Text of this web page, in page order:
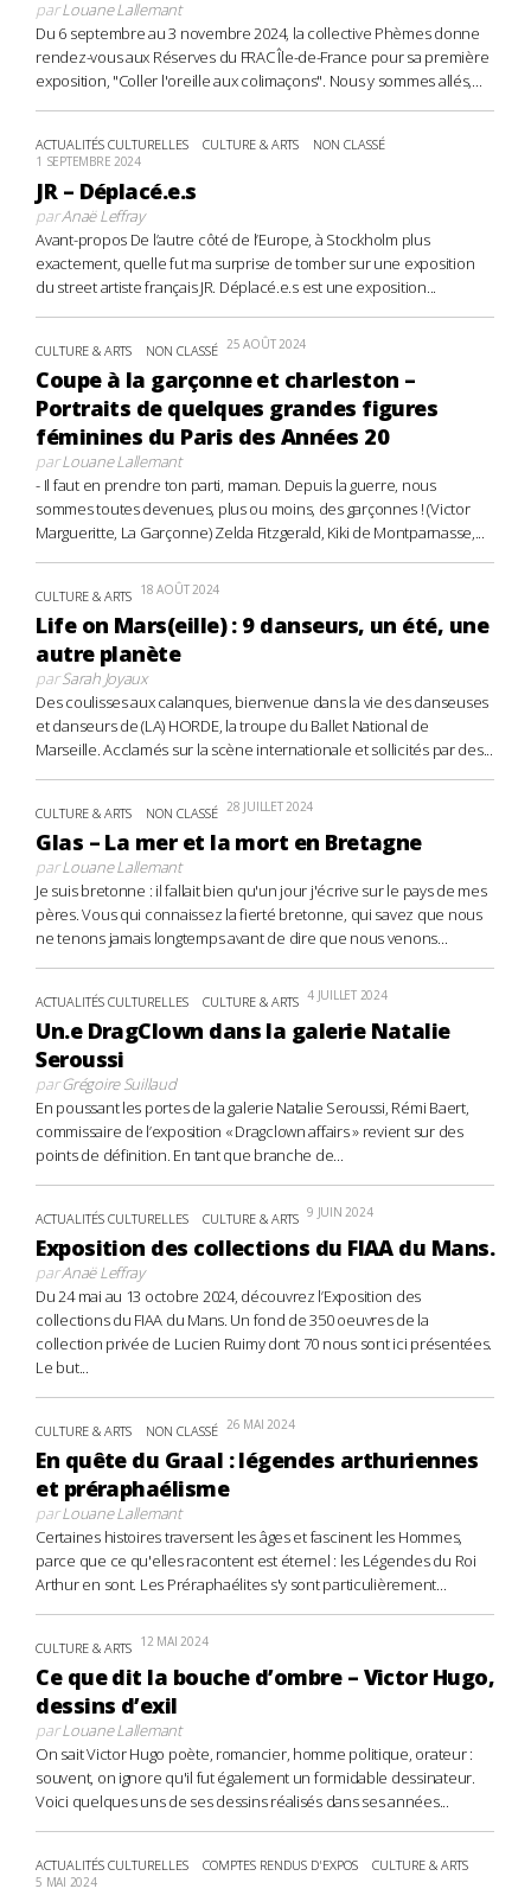
parLouane Lallemant
Du 6 septembre au 3 novembre 2024, la collective Phèmes donne
rendez-vous aux Réserves du FRAC Île-de-France pour sa première
exposition, "Coller l'oreille aux colimaçons". Nous y sommes allés,...
ACTUALITÉS CULTURELLES CULTURE & ARTS NON CLASSÉ
1 SEPTEMBRE 2024
JR – Déplacé.e.s
parAnaë Leffray
Avant-propos De l’autre côté de l’Europe, à Stockholm plus
exactement, quelle fut ma surprise de tomber sur une exposition
du street artiste français JR. Déplacé.e.s est une exposition...
CULTURE & ARTS NON CLASSÉ 25 AOÛT 2024
Coupe à la garçonne et charleston –
Portraits de quelques grandes figures
féminines du Paris des Années 20
parLouane Lallemant
- Il faut en prendre ton parti, maman. Depuis la guerre, nous
sommes toutes devenues, plus ou moins, des garçonnes ! (Victor
Margueritte, La Garçonne) Zelda Fitzgerald, Kiki de Montparnasse,...
CULTURE & ARTS 18 AOÛT 2024
Life on Mars(eille) : 9 danseurs, un été, une
autre planète
parSarah Joyaux
Des coulisses aux calanques, bienvenue dans la vie des danseuses
et danseurs de (LA) HORDE, la troupe du Ballet National de
Marseille. Acclamés sur la scène internationale et sollicités par des...
CULTURE & ARTS NON CLASSÉ 28 JUILLET 2024
Glas – La mer et la mort en Bretagne
parLouane Lallemant
Je suis bretonne : il fallait bien qu'un jour j'écrive sur le pays de mes
pères. Vous qui connaissez la fierté bretonne, qui savez que nous
ne tenons jamais longtemps avant de dire que nous venons...
ACTUALITÉS CULTURELLES CULTURE & ARTS 4 JUILLET 2024
Un.e DragClown dans la galerie Natalie
Seroussi
parGrégoire Suillaud
En poussant les portes de la galerie Natalie Seroussi, Rémi Baert,
commissaire de l’exposition « Dragclown affairs » revient sur des
points de définition. En tant que branche de...
ACTUALITÉS CULTURELLES CULTURE & ARTS 9 JUIN 2024
Exposition des collections du FIAA du Mans.
parAnaë Leffray
Du 24 mai au 13 octobre 2024, découvrez l’Exposition des
collections du FIAA du Mans. Un fond de 350 oeuvres de la
collection privée de Lucien Ruimy dont 70 nous sont ici présentées.
Le but...
CULTURE & ARTS NON CLASSÉ 26 MAI 2024
En quête du Graal : légendes arthuriennes
et préraphaélisme
parLouane Lallemant
Certaines histoires traversent les âges et fascinent les Hommes,
parce que ce qu'elles racontent est éternel : les Légendes du Roi
Arthur en sont. Les Préraphaélites s'y sont particulièrement...
CULTURE & ARTS 12 MAI 2024
Ce que dit la bouche d’ombre – Victor Hugo,
dessins d’exil
parLouane Lallemant
On sait Victor Hugo poète, romancier, homme politique, orateur :
souvent, on ignore qu'il fut également un formidable dessinateur.
Voici quelques uns de ses dessins réalisés dans ses années...
ACTUALITÉS CULTURELLES COMPTES RENDUS D'EXPOS CULTURE & ARTS
5 MAI 2024